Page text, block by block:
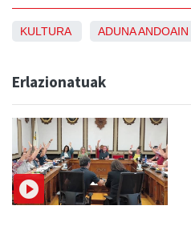
KULTURA ADUNAANDOAIN
Erlazionatuak